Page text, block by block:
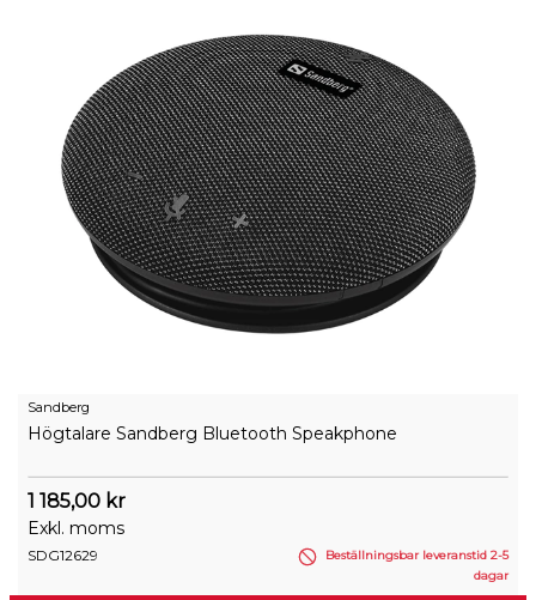
Sandberg
Högtalare Sandberg Bluetooth Speakphone
1 185,00 kr
Exkl. moms
SDG12629
Beställningsbar leveranstid 2-5
dagar